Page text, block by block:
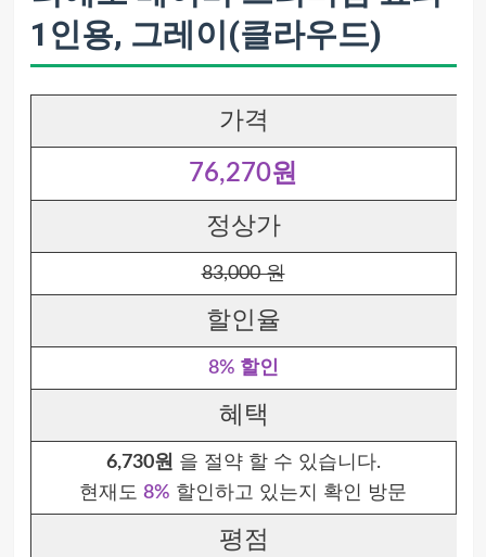
1인용, 그레이(클라우드)
가격
76,270원
정상가
83,000 원
할인율
8% 할인
혜택
6,730원 을 절약 할 수 있습니다.
현재도 8% 할인하고 있는지 확인 방문
평점